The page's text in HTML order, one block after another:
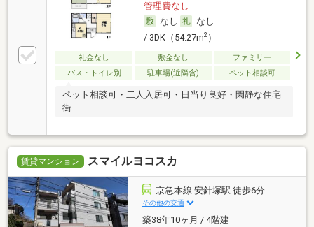
管理費なし
なし
なし
/ 3DK（54.27m2）
礼金なし 敷金なし
ファミリー
バス・トイレ別
駐車場(近隣含) ペット相談可
ペット相談可・二人入居可・日当り良好・閑静な住宅
街
賃貸マンション スマイルヨコスカ
京急本線 安針塚駅 徒歩6分
その他の交通
築38年10ヶ月 / 4階建